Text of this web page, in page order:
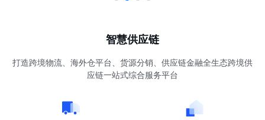
智慧供应链
打造跨境物流、海外仓平台、货源分销、供应链金融全生态跨境供
应链一站式综合服务平台